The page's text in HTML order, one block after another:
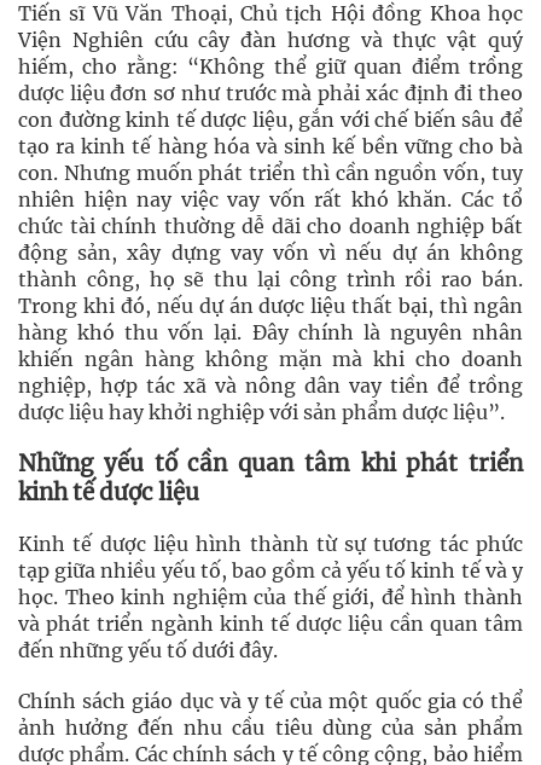
Tiến sĩ Vũ Văn Thoại, Chủ tịch Hội đồng Khoa học
Viện Nghiên cứu cây đàn hương và thực vật quý
hiếm, cho rằng: “Không thể giữ quan điểm trồng
dược liệu đơn sơ như trước mà phải xác định đi theo
con đường kinh tế dược liệu, gắn với chế biến sâu để
tạo ra kinh tế hàng hóa và sinh kế bền vững cho bà
con. Nhưng muốn phát triển thì cần nguồn vốn, tuy
nhiên hiện nay việc vay vốn rất khó khăn. Các tổ
chức tài chính thường dễ dãi cho doanh nghiệp bất
động sản, xây dựng vay vốn vì nếu dự án không
thành công, họ sẽ thu lại công trình rồi rao bán.
Trong khi đó, nếu dự án dược liệu thất bại, thì ngân
hàng khó thu vốn lại. Đây chính là nguyên nhân
khiến ngân hàng không mặn mà khi cho doanh
nghiệp, hợp tác xã và nông dân vay tiền để trồng
dược liệu hay khởi nghiệp với sản phẩm dược liệu”.
Những yếu tố cần quan tâm khi phát triển
kinh tế dược liệu
Kinh tế dược liệu hình thành từ sự tương tác phức
tạp giữa nhiều yếu tố, bao gồm cả yếu tố kinh tế và y
học. Theo kinh nghiệm của thế giới, để hình thành
và phát triển ngành kinh tế dược liệu cần quan tâm
đến những yếu tố dưới đây.
Chính sách giáo dục và y tế của một quốc gia có thể
ảnh hưởng đến nhu cầu tiêu dùng của sản phẩm
dược phẩm. Các chính sách y tế công cộng, bảo hiểm